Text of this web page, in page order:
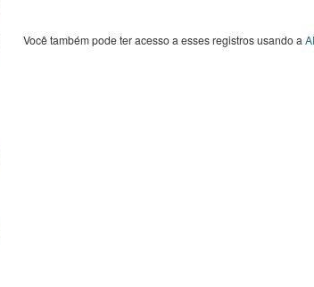
Você também pode ter acesso a esses registros usando a